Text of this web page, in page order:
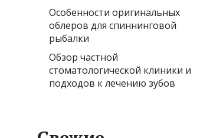
Особенности оригинальных
облеров для спиннинговой
рыбалки
Обзор частной
стоматологической клиники и
подходов к лечению зубов